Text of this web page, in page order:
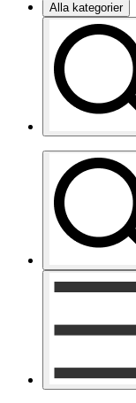
Alla kategorier